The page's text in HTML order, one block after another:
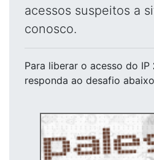
acessos suspeitos a
conosco.
Para liberar o acesso do IP
responda ao desafio